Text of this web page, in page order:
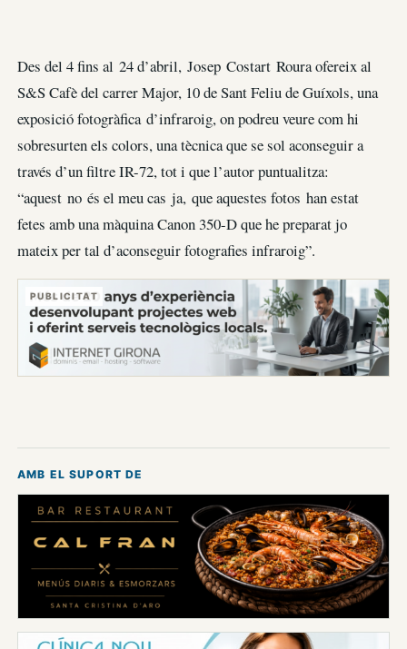
Des del 4 fins al 24 d’abril, Josep Costart Roura ofereix al
S&S Cafè del carrer Major, 10 de Sant Feliu de Guíxols, una
exposició fotogràfica d’infraroig, on podreu veure com hi
sobresurten els colors, una tècnica que se sol aconseguir a
través d’un filtre IR-72, tot i que l’autor puntualitza:
“aquest no és el meu cas ja, que aquestes fotos han estat
fetes amb una màquina Canon 350-D que he preparat jo
mateix per tal d’aconseguir fotografies infraroig”.
PUBLICITAT
AMB EL SUPORT DE